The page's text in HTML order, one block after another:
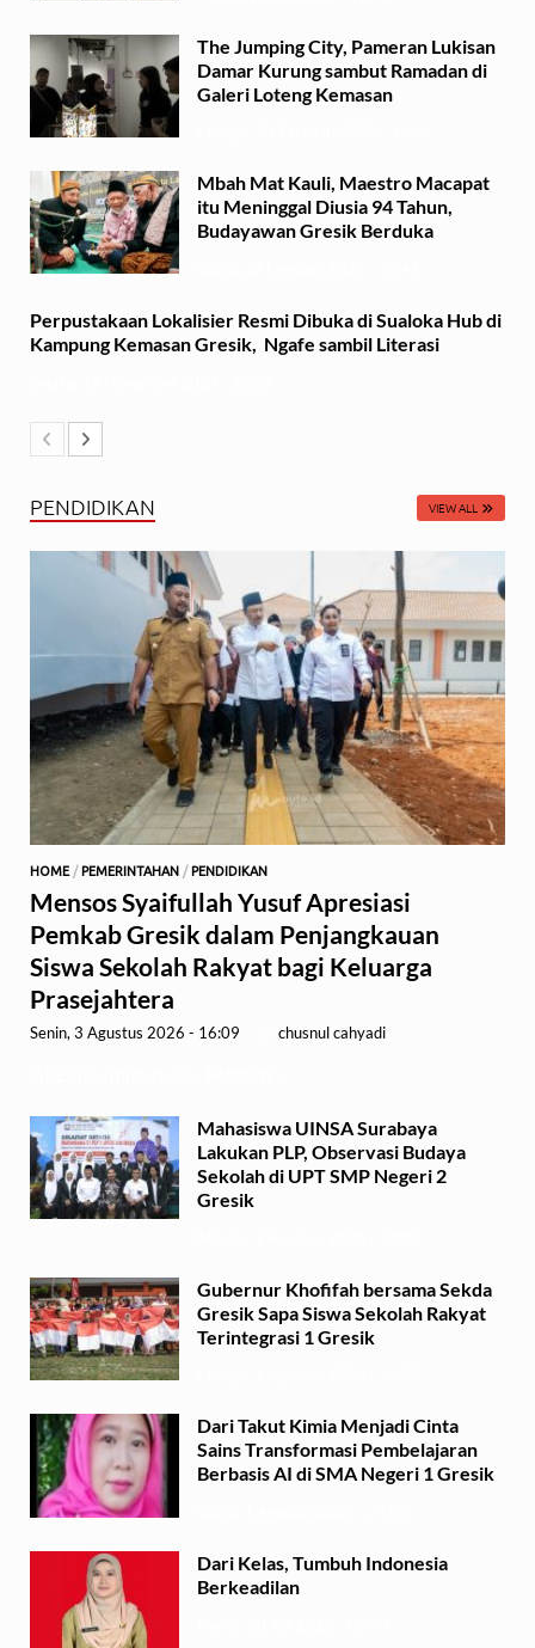
The Jumping City, Pameran Lukisan
Damar Kurung sambut Ramadan di
Galeri Loteng Kemasan
Mbah Mat Kauli, Maestro Macapat
itu Meninggal Diusia 94 Tahun,
Budayawan Gresik Berduka
Perpustakaan Lokalisier Resmi Dibuka di Sualoka Hub di
Kampung Kemasan Gresik, Ngafe sambil Literasi
PENDIDIKAN VIEW ALL
HOME /PEMERINTAHAN /PENDIDIKAN
Mensos Syaifullah Yusuf Apresiasi
Pemkab Gresik dalam Penjangkauan
Siswa Sekolah Rakyat bagi Keluarga
Prasejahtera
Senin, 3 Agustus 2026 - 16:09 chusnul cahyadi
Mahasiswa UINSA Surabaya
Lakukan PLP, Observasi Budaya
Sekolah di UPT SMP Negeri 2
Gresik
Gubernur Khofifah bersama Sekda
Gresik Sapa Siswa Sekolah Rakyat
Terintegrasi 1 Gresik
Dari Takut Kimia Menjadi Cinta
Sains Transformasi Pembelajaran
Berbasis AI di SMA Negeri 1 Gresik
Dari Kelas, Tumbuh Indonesia
Berkeadilan